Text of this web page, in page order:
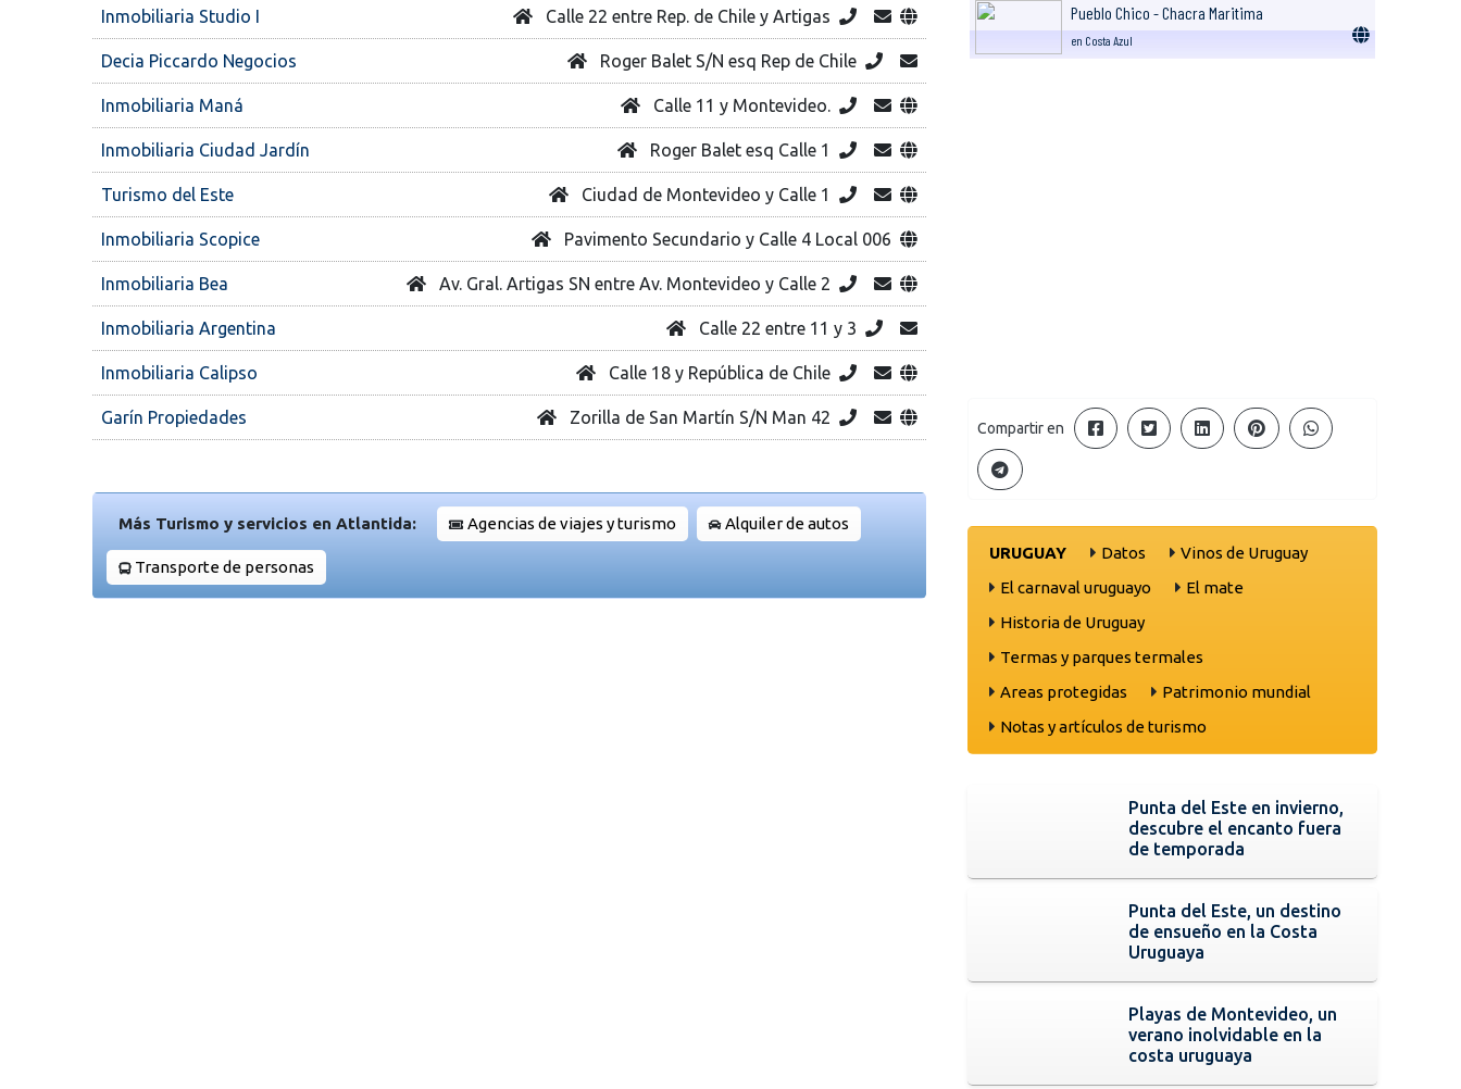
Inmobiliaria Studio I Calle 22 entre Rep. de Chile y Artigas
Decia Piccardo Negocios Roger Balet S/N esq Rep de Chile
Inmobiliaria Maná Calle 11 y Montevideo.
Inmobiliaria Ciudad Jardín Roger Balet esq Calle 1
Turismo del Este Ciudad de Montevideo y Calle 1
Inmobiliaria Scopice Pavimento Secundario y Calle 4 Local 006
Inmobiliaria Bea Av. Gral. Artigas SN entre Av. Montevideo y Calle 2
Inmobiliaria Argentina Calle 22 entre 11 y 3
Inmobiliaria Calipso Calle 18 y República de Chile
Garín Propiedades Zorilla de San Martín S/N Man 42
Más Turismo y servicios en Atlantida: Agencias de viajes y turismo Alquiler de autos
Transporte de personas
Pueblo Chico - Chacra Maritima
en Costa Azul
Compartir en
URUGUAY Datos
Vinos de Uruguay
El carnaval uruguayo
El mate
Historia de Uruguay
Termas y parques termales
Areas protegidas
Patrimonio mundial
Notas y artículos de turismo
Punta del Este en invierno,
descubre el encanto fuera
de temporada
Punta del Este, un destino
de ensueño en la Costa
Uruguaya
Playas de Montevideo, un
verano inolvidable en la
costa uruguaya